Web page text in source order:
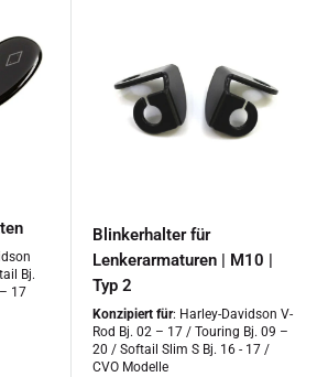
Bj.
17
Blinkerhalter für
Lenkerarmaturen | M10 |
Typ 2
Konzipiert für: Harley-Davidson V-
Rod Bj. 02 – 17 / Touring Bj. 09 –
20 / Softail Slim S Bj. 16 - 17 /
CVO Modelle